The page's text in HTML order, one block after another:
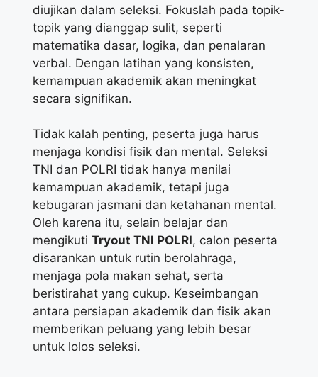
diujikan dalam seleksi. Fokuslah pada topik-
topik yang dianggap sulit, seperti
matematika dasar, logika, dan penalaran
verbal. Dengan latihan yang konsisten,
kemampuan akademik akan meningkat
secara signifikan.
Tidak kalah penting, peserta juga harus
menjaga kondisi fisik dan mental. Seleksi
TNI dan POLRI tidak hanya menilai
kemampuan akademik, tetapi juga
kebugaran jasmani dan ketahanan mental.
Oleh karena itu, selain belajar dan
mengikuti Tryout TNI POLRI, calon peserta
disarankan untuk rutin berolahraga,
menjaga pola makan sehat, serta
beristirahat yang cukup. Keseimbangan
antara persiapan akademik dan fisik akan
memberikan peluang yang lebih besar
untuk lolos seleksi.